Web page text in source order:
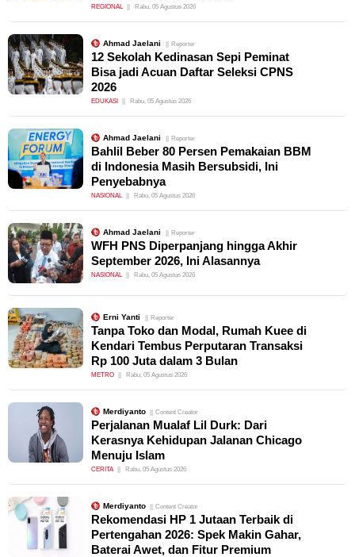
REGIONAL Rabu, 05 Agustus 2026
Ahmad Jaelani Reporter
12 Sekolah Kedinasan Sepi Peminat
Bisa jadi Acuan Daftar Seleksi CPNS
2026
EDUKASI Rabu, 05 Agustus 2026
Ahmad Jaelani Reporter
Bahlil Beber 80 Persen Pemakaian BBM
di Indonesia Masih Bersubsidi, Ini
Penyebabnya
NASIONAL Rabu, 05 Agustus 2026
Ahmad Jaelani Reporter
WFH PNS Diperpanjang hingga Akhir
September 2026, Ini Alasannya
NASIONAL Rabu, 05 Agustus 2026
Erni Yanti Reporter
Tanpa Toko dan Modal, Rumah Kuee di
Kendari Tembus Perputaran Transaksi
Rp 100 Juta dalam 3 Bulan
METRO Rabu, 05 Agustus 2026
Merdiyanto Content Creator
Perjalanan Mualaf Lil Durk: Dari
Kerasnya Kehidupan Jalanan Chicago
Menuju Islam
CERITA Rabu, 05 Agustus 2026
Merdiyanto Content Creator
Rekomendasi HP 1 Jutaan Terbaik di
Pertengahan 2026: Spek Makin Gahar,
Baterai Awet, dan Fitur Premium